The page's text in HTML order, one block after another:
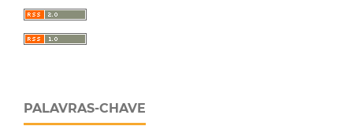
PALAVRAS-CHAVE